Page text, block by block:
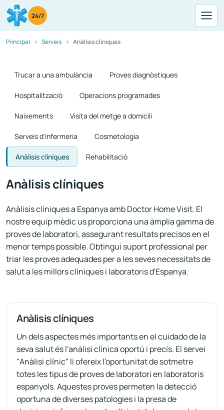
24/7
Principal Serveis Anàlisis clíniques
Trucar a una ambulància Proves diagnòstiques
Hospitalització Operacions programades
Naixements Visita del metge a domicili
Serveis d'infermeria Cosmetologia
Anàlisis clíniques Rehabilitació
Anàlisis clíniques
Anàlisis clíniques a Espanya amb Doctor Home Visit. El
nostre equip mèdic us proporciona una àmplia gamma de
proves de laboratori, assegurant resultats precisos en el
menor temps possible. Obtingui suport professional per
triar les proves adequades per a les seves necessitats de
salut a les millors clíniques i laboratoris d'Espanya.
Anàlisis clíniques
Un dels aspectes més importants en el cuidado de la
seva salut és l'anàlisi clínica oportú i precís. El servei
"Anàlisi clínic" li ofereix l'oportunitat de sotmetre
totes les tipus de proves de laboratori en laboratoris
espanyols. Aquestes proves permeten la detecció
oportuna de diverses patologies i la presa de